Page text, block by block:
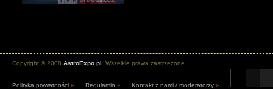
Copyright © 2008 AstroExpo.pl . Wszelkie prawa zastrzeżone.
Polityka prywatności » Regulamin » Kontakt z nami / moderatorzy »